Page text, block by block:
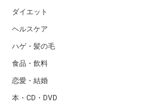
ダイエット
ヘルスケア
ハゲ・髪の毛
食品・飲料
恋愛・結婚
本・CD・DVD